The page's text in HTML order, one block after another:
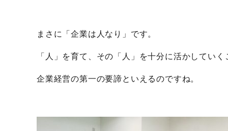
まさに「企業は人なり」です。
「人」を育て、その「人」を十分に活かしていく
企業経営の第一の要諦といえるのですね。